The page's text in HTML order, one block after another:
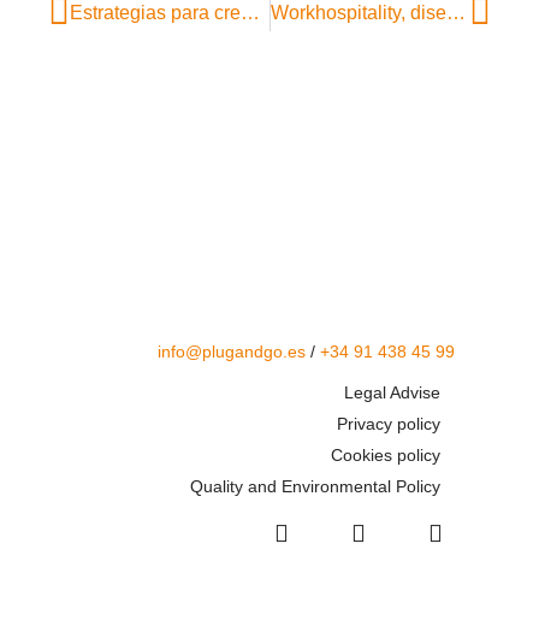
Estrategias para crear espacios de trabajo que fomenten la colaboración intergeneracional Workhospitality, diseñar para vivir mejor
info@plugandgo.es / +34 91 438 45 99
Legal Advise
Privacy policy
Cookies policy
Quality and Environmental Policy